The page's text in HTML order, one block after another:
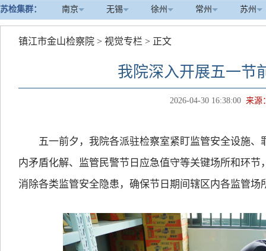
苏检集群： 南京 无锡 徐州 常州 苏州
镇江市金山检察院 > 视觉专栏 > 正文
我院深入开展五一节
2026-04-30 16:38:00 来源
五一前夕，我院各派驻检察室紧盯监管安全设施、
内矛盾化解、监管民警节日应急值守等关键场所和环
消除各类监管安全隐患，确保节日期间辖区内各监管场